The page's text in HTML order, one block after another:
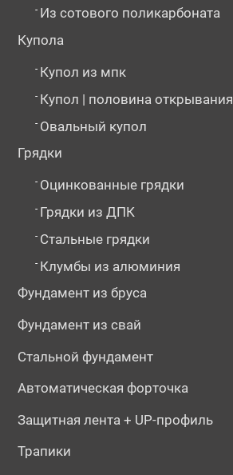
- Из сотового поликарбоната
Купола
- Купол из мпк
- Купол | половина открывания
- Овальный купол
Грядки
- Оцинкованные грядки
- Грядки из ДПК
- Стальные грядки
- Клумбы из алюминия
Фундамент из бруса
Фундамент из свай
Стальной фундамент
Автоматическая форточка
Защитная лента + UP-профиль
Трапики